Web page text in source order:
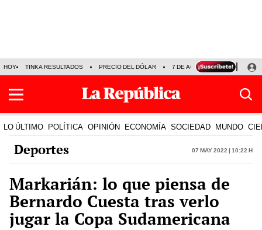
HOY TINKA RESULTADOS PRECIO DEL DÓLAR 7 DE AGOSTO OLLANTA
LO ÚLTIMO POLÍTICA OPINIÓN ECONOMÍA SOCIEDAD MUNDO
Deportes 07 May 2022 | 10:22 h
Markarián: lo que piensa de
Bernardo Cuesta tras verlo
jugar la Copa Sudamericana